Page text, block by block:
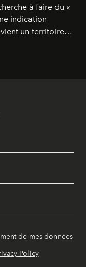
à faire du «
indication
un territoire
l’inscrire dans
de mes données
Policy